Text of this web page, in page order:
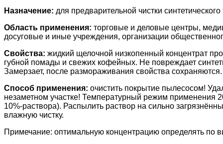
Назначение: для предварительной чистки
Область применения: торговые и деловые центры,
досуговые и иные учреждения, организации
Свойства: жидкий щелочной низкопенный концентрат
губной помады и свежих кофейных. Не повреждает
Замерзает, после размораживания свойства сохраняются.
Способ применения: очистить покрытие пылесосом!
незаметном участке! Температурный режим
10%-раствора). Распылить раствор на сильно
влажную чистку.
Примечание: оптимальную концентрацию определять по